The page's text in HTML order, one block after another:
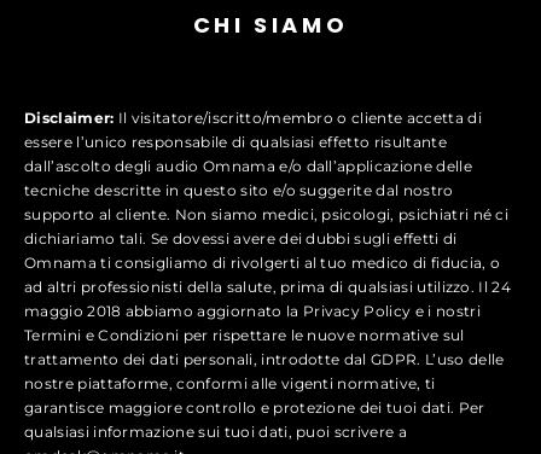
CHI SIAMO
Disclaimer: Il visitatore/iscritto/membro o cliente accetta di
essere l’unico responsabile di qualsiasi effetto risultante
dall’ascolto degli audio Omnama e/o dall’applicazione delle
tecniche descritte in questo sito e/o suggerite dal nostro
supporto al cliente. Non siamo medici, psicologi, psichiatri né ci
dichiariamo tali. Se dovessi avere dei dubbi sugli effetti di
Omnama ti consigliamo di rivolgerti al tuo medico di fiducia, o
ad altri professionisti della salute, prima di qualsiasi utilizzo. Il 24
maggio 2018 abbiamo aggiornato la Privacy Policy e i nostri
Termini e Condizioni per rispettare le nuove normative sul
trattamento dei dati personali, introdotte dal GDPR. L’uso delle
nostre piattaforme, conformi alle vigenti normative, ti
garantisce maggiore controllo e protezione dei tuoi dati. Per
qualsiasi informazione sui tuoi dati, puoi scrivere a